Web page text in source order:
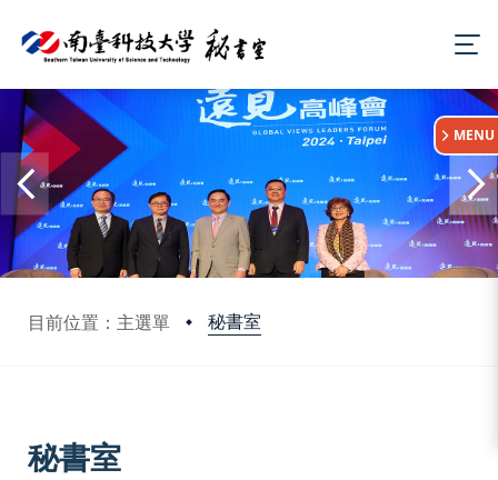
目前位置：主選單 秘書室
:::
MENU
秘書室